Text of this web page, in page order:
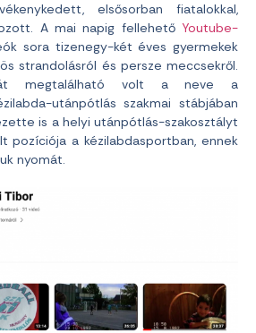
elsősorban fiatalokkal,
A mai napig fellehető Youtube-
sora tizenegy-két éves gyermekek
strandolásról és persze meccsekről.
megtalálható volt a neve a
utánpótlás szakmai stábjában
is a helyi utánpótlás-szakosztályt
pozíciója a kézilabdasportban, ennek
nyomát.